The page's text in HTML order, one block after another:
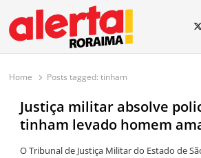
conteúdo
O maior portal de notícias
O Alerta Roraima é seu portal de notícias
e todo o estado de Roraima. Fique sempre
Home Posts tagged:tinham
Justiça militar absolve
tinham levado homem
O Tribunal de Justiça Militar do Estado de